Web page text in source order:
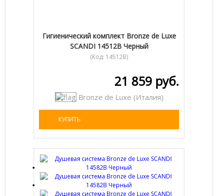
Гигиенический комплект Bronze de Luxe
SCANDI 14512B Черный
(Код: 14512B)
21 859 руб.
Bronze de Luxe (Италия)
КУПИТЬ